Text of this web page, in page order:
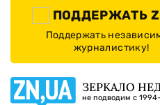
ПОДДЕРЖАТЬ
Поддержать
журналистику!
ЗЕРКАЛО
не подводим с